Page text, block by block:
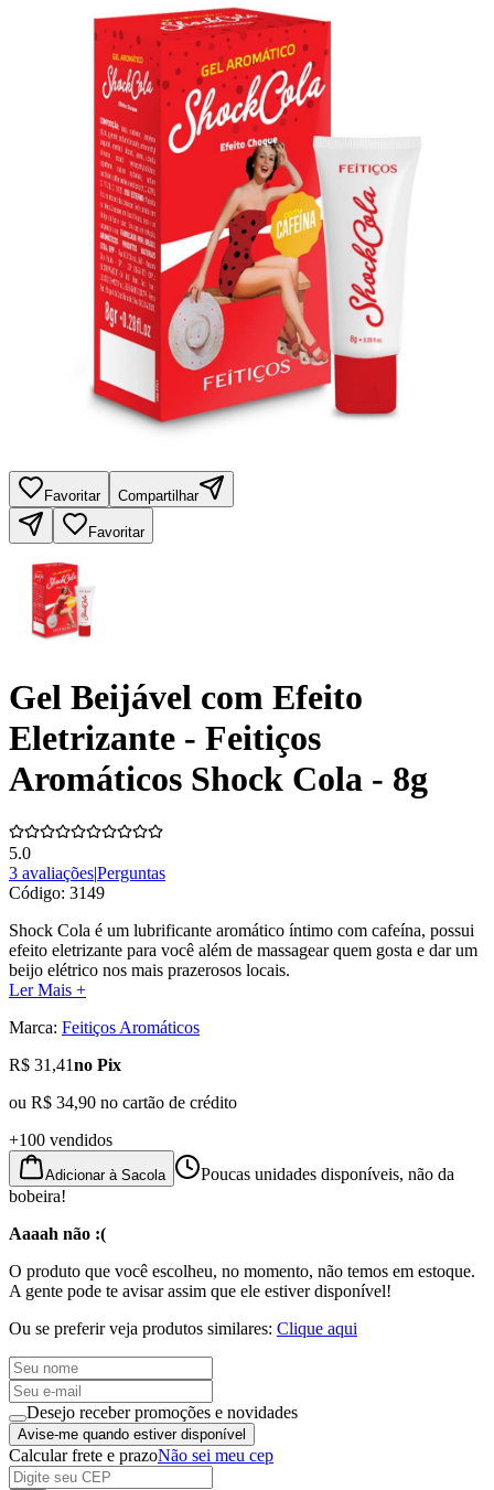
Favoritar Compartilhar
Favoritar
Gel Beijável com Efeito
Eletrizante - Feitiços
Aromáticos Shock Cola - 8g
5.0
3 avaliações|Perguntas
Código: 3149
Shock Cola é um lubrificante aromático íntimo com cafeína, possui
efeito eletrizante para você além de massagear quem gosta e dar um
beijo elétrico nos mais prazerosos locais.
Ler Mais +
Marca: Feitiços Aromáticos
R$ 31,41no Pix
ou R$ 34,90 no cartão de crédito
+100 vendidos
Adicionar à Sacola
Poucas unidades disponíveis, não da
bobeira!
Aaaah não :(
O produto que você escolheu, no momento, não temos em estoque.
A gente pode te avisar assim que ele estiver disponível!
Ou se preferir veja produtos similares: Clique aqui
Desejo receber promoções e novidades
Avise-me quando estiver disponível
Calcular frete e prazoNão sei meu cep